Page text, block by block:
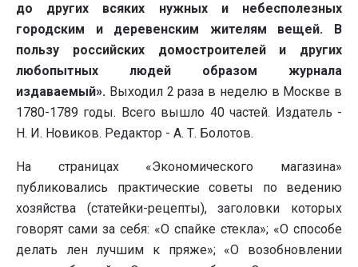
до других всяких нужных и небесполезных
городским и деревенским жителям вещей. В
пользу российских домостроителей и других
любопытных людей образом журнала
издаваемый». Выходил 2 раза в неделю в Москве в
1780-1789 годы. Всего вышло 40 частей. Издатель -
Н. И. Новиков. Редактор - А. Т. Болотов.
На страницах «Экономического магазина»
публиковались практические советы по ведению
хозяйства (статейки-рецепты), заголовки которых
говорят сами за себя: «О спайке стекла»; «О способе
делать лен лучшим к пряже»; «О возобновлении